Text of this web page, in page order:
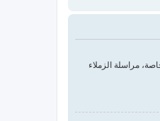
مراسلة الزملاء